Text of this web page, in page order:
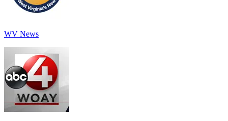
WV News